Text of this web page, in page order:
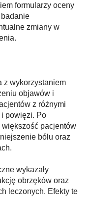
formularzy oceny
zmiany w
z wykorzystaniem
objawów i
z różnymi
powięzi. Po
pacjentów
bólu oraz
wykazały
obrzęków oraz
leczonych. Efekty te